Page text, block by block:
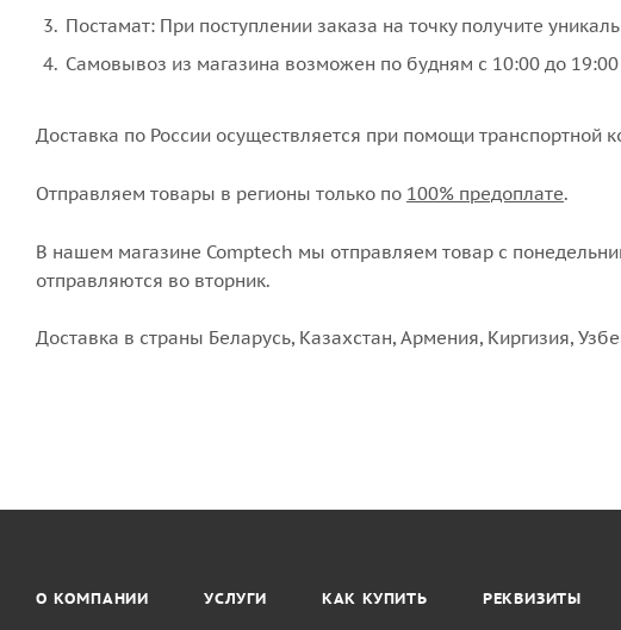
Постамат: При поступлении заказа на точку получите
Самовывоз из магазина возможен по будням с 10:00 до
Доставка по России осуществляется при помощи транспортной
Отправляем товары в регионы только по 100% предоплате.
В нашем магазине Comptech мы отправляем товар с
отправляются во вторник.
Доставка в страны Беларусь, Казахстан, Армения, Киргизия,
О КОМПАНИИ УСЛУГИ КАК КУПИТЬ РЕКВИЗИТЫ